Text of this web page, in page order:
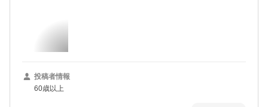
投稿者情報
60歳以上